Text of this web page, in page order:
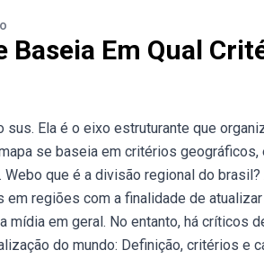
Baseia Em Qual
Ela é o eixo estruturante que
se baseia em critérios
que é a divisão regional do
regiões com a finalidade de
em geral. No entanto, há críticos
do mundo: Definição, critérios e